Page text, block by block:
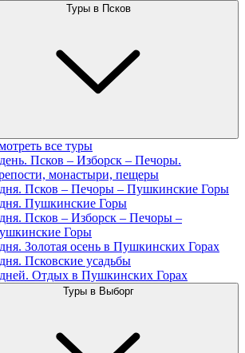
Туры в Псков
все туры
Псков – Изборск – Печоры.
монастыри, пещеры
Псков – Печоры – Пушкинские Горы
Пушкинские Горы
Псков – Изборск – Печоры –
Горы
Золотая осень в Пушкинских Горах
Псковские усадьбы
Отдых в Пушкинских Горах
Туры в Выборг